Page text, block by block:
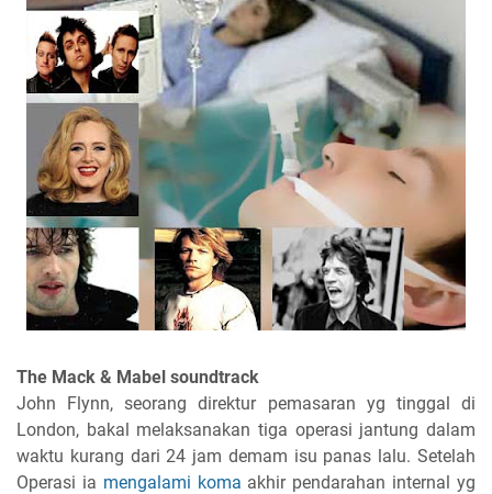
The Mack & Mabel soundtrack
John Flynn, seorang direktur pemasaran yg tinggal di
London, bakal melaksanakan tiga operasi jantung dalam
waktu kurang dari 24 jam demam isu panas lalu. Setelah
Operasi ia mengalami koma akhir pendarahan internal yg